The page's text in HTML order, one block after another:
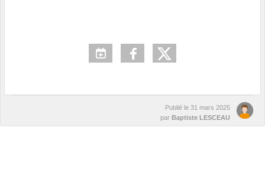
Publié le 31 mars 2025
par Baptiste LESCEAU